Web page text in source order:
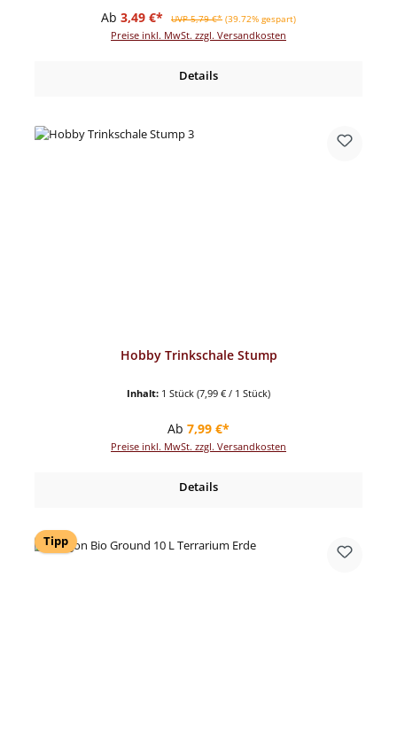
Verkaufspreis:
Ab 3,49 €* Regulärer Preis:
UVP 5,79 €* (39.72% gespart)
Preise inkl. MwSt. zzgl. Versandkosten
Details
Hobby Trinkschale Stump
Inhalt: 1 Stück (7,99 € / 1 Stück)
Regulärer Preis:
Ab 7,99 €*
Preise inkl. MwSt. zzgl. Versandkosten
Details
Tipp